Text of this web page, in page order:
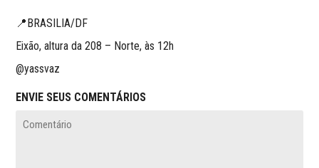
📍BRASILIA/DF
Eixão, altura da 208 – Norte, às 12h
@yassvaz
ENVIE SEUS COMENTÁRIOS